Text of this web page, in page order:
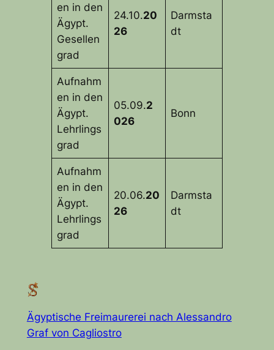
en in den
Ägypt.
Gesellen
grad
24.10.20
26
Darmsta
dt
Aufnahm
en in den
Ägypt.
Lehrlings
grad
05.09.2
026
Bonn
Aufnahm
en in den
Ägypt.
Lehrlings
grad
20.06.20
26
Darmsta
dt
Ägyptische Freimaurerei nach Alessandro
Graf von Cagliostro